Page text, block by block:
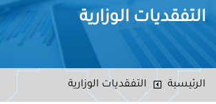
التفقديات الوزارية
الرئيسبة التفقديات الوزارية